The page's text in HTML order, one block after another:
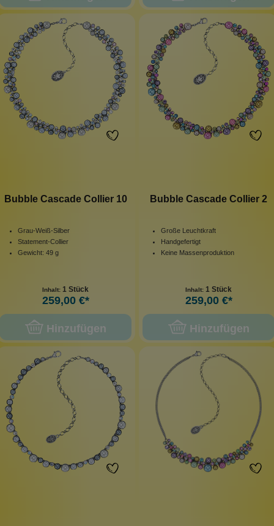
Bubble Cascade Collier 10
Grau-Weiß-Silber
Statement-Collier
Gewicht: 49 g
Inhalt: 1 Stück
259,00 €*
Hinzufügen
Bubble Cascade Collier 2
Große Leuchtkraft
Handgefertigt
Keine Massenproduktion
Inhalt: 1 Stück
259,00 €*
Hinzufügen